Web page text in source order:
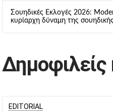
Σουηδικές Εκλογές 2026:
κυρίαρχη δύναμη της
Δημοφιλείς
EDITORIAL